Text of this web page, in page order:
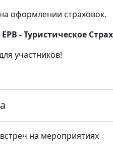
оформлении страховок.
- Туристическое
участников!
на мероприятиях